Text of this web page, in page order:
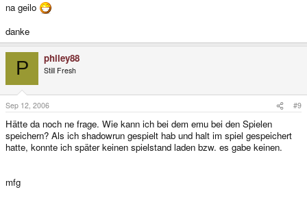
na geilo
danke
P philey88
Still Fresh
Sep 12, 2006 #9
Hätte da noch ne frage. Wie kann ich bei dem emu bei den Spielen
speichern? Als ich shadowrun gespielt hab und halt im spiel gespeichert
hatte, konnte ich später keinen spielstand laden bzw. es gabe keinen.
mfg